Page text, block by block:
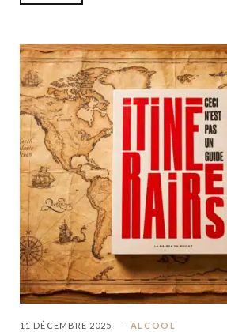
11 DÉCEMBRE 2025 ALCOOL